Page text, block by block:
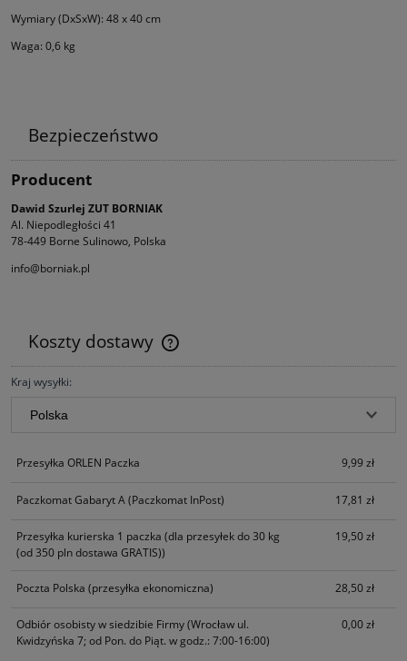
Wymiary (DxSxW): 48 x 40 cm
Waga: 0,6 kg
Bezpieczeństwo
Producent
Dawid Szurlej ZUT BORNIAK
Al. Niepodległości 41
78-449 Borne Sulinowo, Polska
info@borniak.pl
Koszty dostawy
Cena nie zawiera ewentualnych kosztów płatności
Kraj wysyłki:
Przesyłka ORLEN Paczka 9,99 zł
Paczkomat Gabaryt A(Paczkomat InPost) 17,81 zł
Przesyłka kurierska 1 paczka (dla przesyłek do 30 kg
(od 350 pln dostawa GRATIS))
19,50 zł
Poczta Polska (przesyłka ekonomiczna) 28,50 zł
Odbiór osobisty w siedzibie Firmy(Wrocław ul.
Kwidzyńska 7; od Pon. do Piąt. w godz.: 7:00-16:00)
0,00 zł